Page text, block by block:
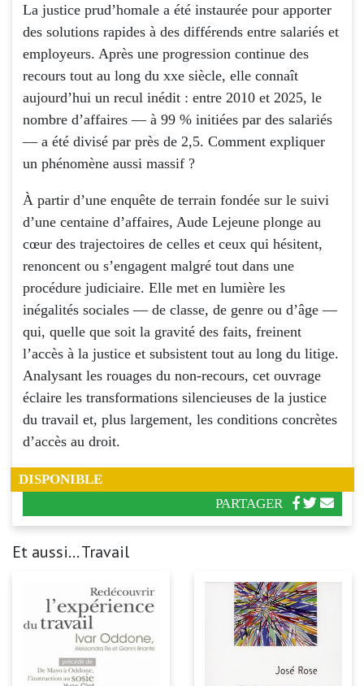
La justice prud’homale a été instaurée pour apporter
des solutions rapides à des différends entre salariés et
employeurs. Après une progression continue des
recours tout au long du xxe siècle, elle connaît
aujourd’hui un recul inédit : entre 2010 et 2025, le
nombre d’affaires — à 99 % initiées par des salariés
— a été divisé par près de 2,5. Comment expliquer
un phénomène aussi massif ?
À partir d’une enquête de terrain fondée sur le suivi
d’une centaine d’affaires, Aude Lejeune plonge au
cœur des trajectoires de celles et ceux qui hésitent,
renoncent ou s’engagent malgré tout dans une
procédure judiciaire. Elle met en lumière les
inégalités sociales — de classe, de genre ou d’âge —
qui, quelle que soit la gravité des faits, freinent
l’accès à la justice et subsistent tout au long du litige.
Analysant les rouages du non-recours, cet ouvrage
éclaire les transformations silencieuses de la justice
du travail et, plus largement, les conditions concrètes
d’accès au droit.
DISPONIBLE
PARTAGER
Et aussi... Travail